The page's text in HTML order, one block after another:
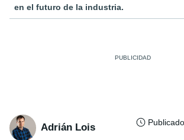
en el futuro de la industria.
Adrián Lois Publicado